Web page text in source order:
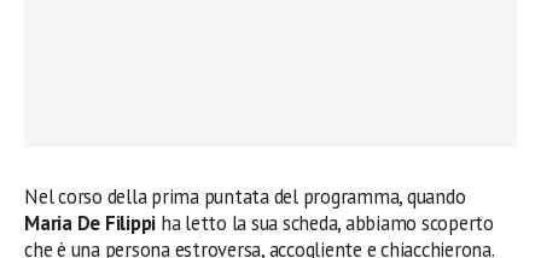
Nel corso della prima puntata del programma, quando
Maria De Filippi ha letto la sua scheda, abbiamo scoperto
che è una persona estroversa, accogliente e chiacchierona.